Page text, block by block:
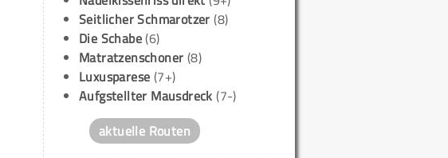
Seitlicher Schmarotzer (8)
Die Schabe(6)
Matratzenschoner (8)
Luxusparese (7+)
Aufgstellter Mausdreck (7-)
aktuelle Routen